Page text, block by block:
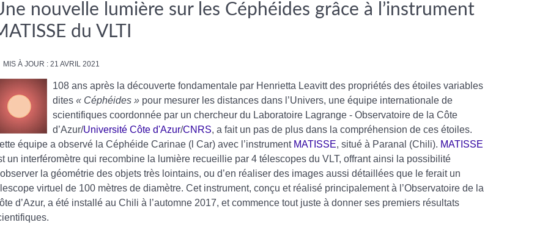
nouvelle lumière sur les Céphéides grâce à l’instrument
du VLTI
MIS À JOUR : 21 AVRIL 2021
108 ans après la découverte fondamentale par Henrietta Leavitt des propriétés des étoiles variables
dites « Céphéides » pour mesurer les distances dans l’Univers, une équipe internationale de
scientifiques coordonnée par un chercheur du Laboratoire Lagrange - Observatoire de la Côte
d’Azur/Université Côte d'Azur/CNRS, a fait un pas de plus dans la compréhension de ces étoiles.
équipe a observé la Céphéide Carinae (l Car) avec l’instrument MATISSE, situé à Paranal (Chili). MATISSE
un interféromètre qui recombine la lumière recueillie par 4 télescopes du VLT, offrant ainsi la possibilité
la géométrie des objets très lointains, ou d’en réaliser des images aussi détaillées que le ferait un
virtuel de 100 mètres de diamètre. Cet instrument, conçu et réalisé principalement à l’Observatoire de la
d’Azur, a été installé au Chili à l’automne 2017, et commence tout juste à donner ses premiers résultats